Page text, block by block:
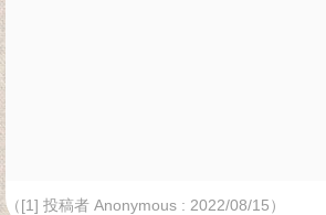
（[1] 投稿者 Anonymous : 2022/08/15）